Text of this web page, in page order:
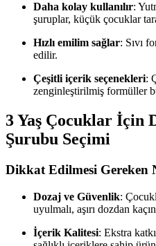
Daha kolay kullanılır:
şuruplar, küçük çocuklar
Hızlı emilim sağlar: Sıvı
edilir.
Çeşitli içerik seçenekleri:
zenginleştirilmiş formüller
3 Yaş Çocuklar İçin
Şurubu Seçimi
Dikkat Edilmesi Gereken
Dozaj ve Güvenlik:
uyulmalı, aşırı dozdan
İçerik Kalitesi: Ekstra